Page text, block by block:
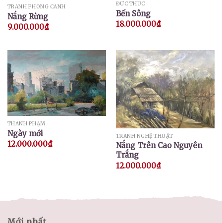
TRANH PHONG CẢNH
Nắng Rừng
9.000.000₫
ĐỨC THỨC
Bến Sông
18.000.000₫
THÀNH PHẠM
Ngày mới
12.000.000₫
TRANH NGHỆ THUẬT
Nắng Trên Cao Nguyên
Trắng
12.000.000₫